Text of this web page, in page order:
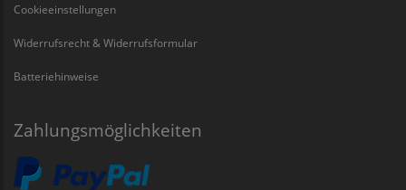
Cookieeinstellungen
Widerrufsrecht & Widerrufsformular
Batteriehinweise
Zahlungsmöglichkeiten